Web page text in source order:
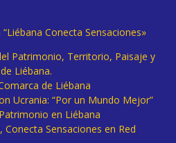
Conecta Sensaciones»
Patrimonio, Territorio, Paisaje y
Liébana.
de Liébana
Ucrania: “Por un Mundo Mejor”
en Liébana
Conecta Sensaciones en Red